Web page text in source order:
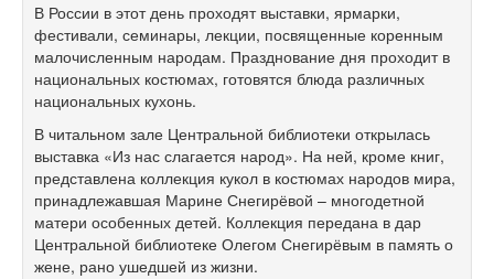
В России в этот день проходят выставки, ярмарки,
фестивали, семинары, лекции, посвященные коренным
малочисленным народам. Празднование дня проходит в
национальных костюмах, готовятся блюда различных
национальных кухонь.
В читальном зале Центральной библиотеки открылась
выставка «Из нас слагается народ». На ней, кроме книг,
представлена коллекция кукол в костюмах народов мира,
принадлежавшая Марине Снегирёвой – многодетной
матери особенных детей. Коллекция передана в дар
Центральной библиотеке Олегом Снегирёвым в память о
жене, рано ушедшей из жизни.